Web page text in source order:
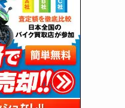
(254)
(204)
(33)
(34)
(35)
(41)
(13)